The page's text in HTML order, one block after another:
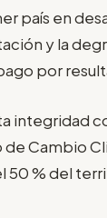
país en
y la
por
integridad
Cambio
50 % del